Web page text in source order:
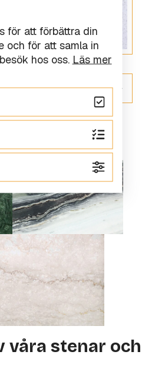
våra stenar och
för att förbättra din
och för att samla in
hos oss. Läs mer